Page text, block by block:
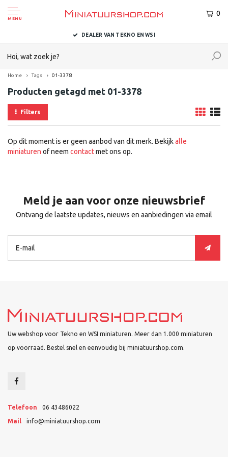
MENU
0
DEALER VAN TEKNO EN WSI
Home Tags 01-3378
Producten getagd met 01-3378
Filters
Op dit moment is er geen aanbod van dit merk. Bekijkalle
miniaturen of neem contactmet ons op.
Meld je aan voor onze nieuwsbrief
Ontvang de laatste updates, nieuws en aanbiedingen via email
Uw webshop voor Tekno en WSI miniaturen. Meer dan 1.000 miniaturen
op voorraad. Bestel snel en eenvoudig bij miniatuurshop.com.
Telefoon 06 43486022
Mail info@miniatuurshop.com